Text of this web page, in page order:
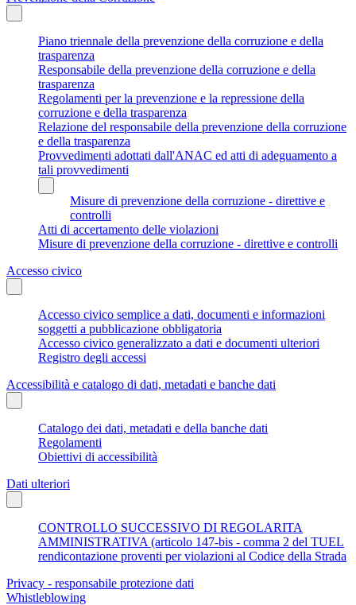
Piano triennale della prevenzione della corruzione e della
trasparenza
Responsabile della prevenzione della corruzione e della
trasparenza
Regolamenti per la prevenzione e la repressione della
corruzione e della trasparenza
Relazione del responsabile della prevenzione della corruzione
e della trasparenza
Provvedimenti adottati dall'ANAC ed atti di adeguamento a
tali provvedimenti
Misure di prevenzione della corruzione - direttive e
controlli
Atti di accertamento delle violazioni
Misure di prevenzione della corruzione - direttive e controlli
Accesso civico
Accesso civico semplice a dati, documenti e informazioni
soggetti a pubblicazione obbligatoria
Accesso civico generalizzato a dati e documenti ulteriori
Registro degli accessi
Accessibilità e catalogo di dati, metadati e banche dati
Catalogo dei dati, metadati e della banche dati
Regolamenti
Obiettivi di accessibilità
Dati ulteriori
CONTROLLO SUCCESSIVO DI REGOLARITA
AMMINISTRATIVA (articolo 147-bis - comma 2 del TUEL
rendicontazione proventi per violazioni al Codice della Strada
Privacy - responsabile protezione dati
Whistleblowing